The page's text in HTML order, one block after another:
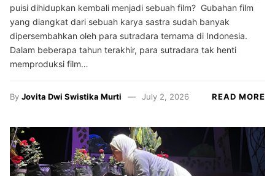
puisi dihidupkan kembali menjadi sebuah film? Gubahan film
yang diangkat dari sebuah karya sastra sudah banyak
dipersembahkan oleh para sutradara ternama di Indonesia.
Dalam beberapa tahun terakhir, para sutradara tak henti
memproduksi film…
By Jovita Dwi Swistika Murti July 2, 2026 READ MORE